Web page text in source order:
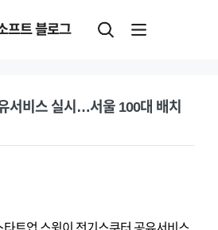
프트 블로그
서비스 실시…서울 100대 배치